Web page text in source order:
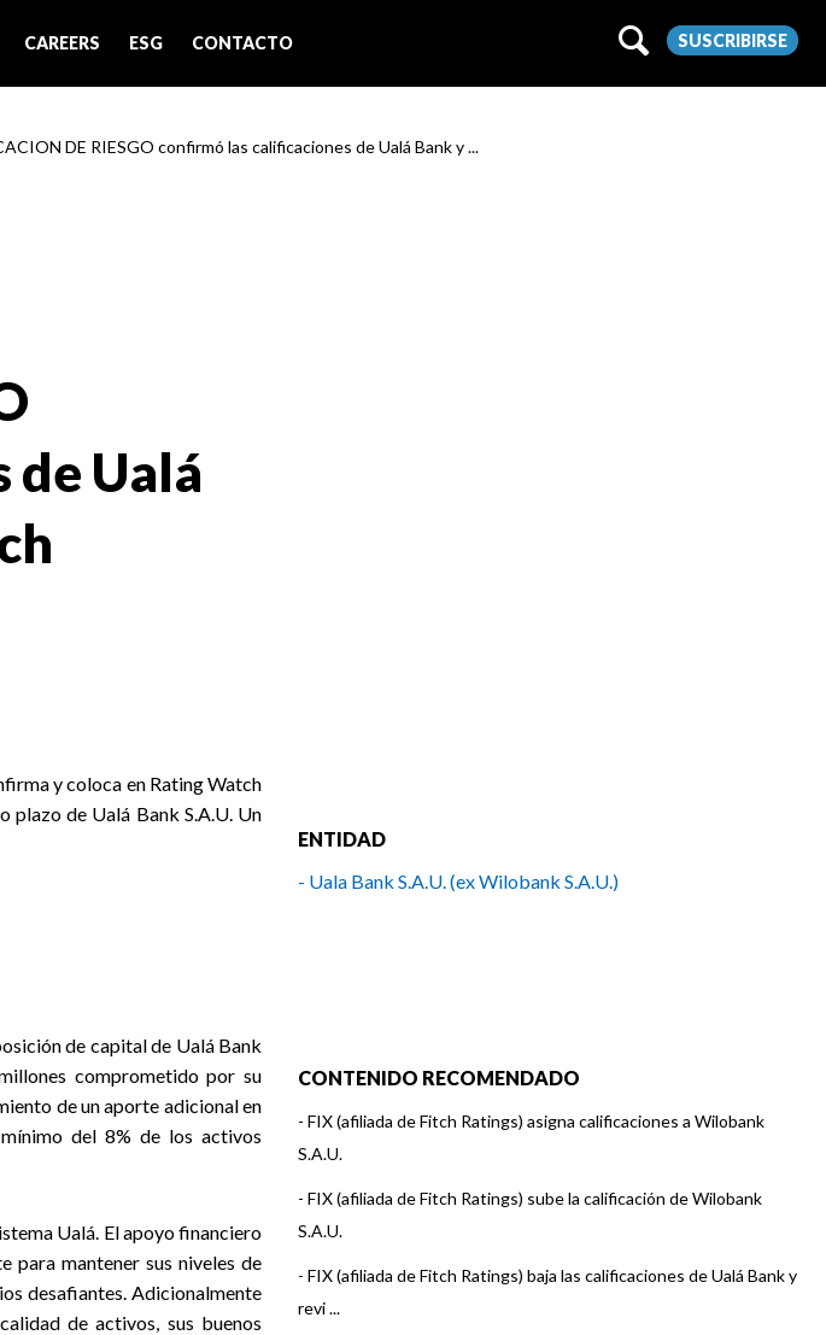
CAREERS ESG CONTACTO SUSCRIBIRSE
DE RIESGO confirmó las calificaciones de Ualá Bank y ...
de Ualá
y coloca en Rating Watch
de Ualá Bank S.A.U. Un
de capital de Ualá Bank
comprometido por su
de un aporte adicional en
del 8% de los activos
Ualá. El apoyo financiero
para mantener sus niveles de
desafiantes. Adicionalmente
de activos, sus buenos
ENTIDAD
- Uala Bank S.A.U. (ex Wilobank S.A.U.)
CONTENIDO RECOMENDADO
- FIX (afiliada de Fitch Ratings) asigna calificaciones a Wilobank
S.A.U.
- FIX (afiliada de Fitch Ratings) sube la calificación de Wilobank
S.A.U.
- FIX (afiliada de Fitch Ratings) baja las calificaciones de Ualá Bank y
revi ...